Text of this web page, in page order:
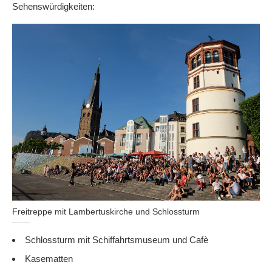
Sehenswürdigkeiten:
Freitreppe mit Lambertuskirche und Schlossturm
Schlossturm mit Schiffahrtsmuseum und Cafè
Kasematten